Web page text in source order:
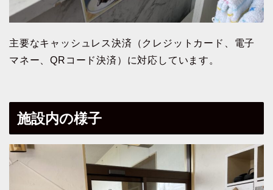
主要なキャッシュレス決済（クレジットカード、電子
マネー、QRコード決済）に対応しています。
施設内の様子